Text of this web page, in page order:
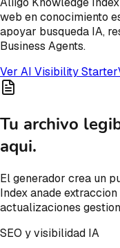
web en conocimiento
apoyar busqueda IA,
Business Agents.
Ver AI Visibility Starter
Tu archivo
aqui.
El generador crea un
Index anade
actualizaciones
SEO y visibilidad IA